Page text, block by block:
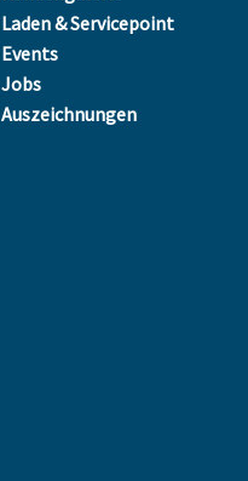
Laden & Servicepoint
Events
Jobs
Auszeichnungen